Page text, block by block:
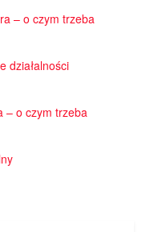
– o czym trzeba
działalności
– o czym trzeba